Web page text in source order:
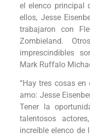
el elenco principal
ellos, Jesse
trabajaron con
Zombieland.
imprescindibles
Mark Ruffalo
“Hay tres cosas
amo: Jesse
Tener la
talentosos
increíble elenco